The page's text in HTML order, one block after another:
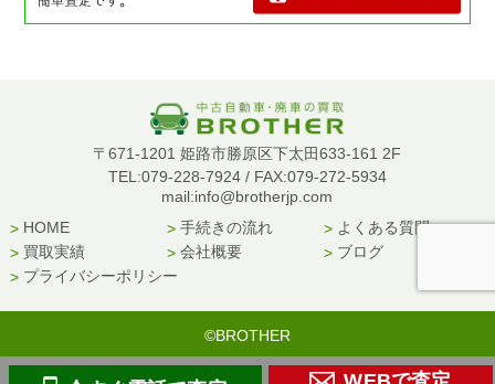
〒671-1201 姫路市勝原区下太田633-161 2F
TEL:079-228-7924 / FAX:079-272-5934
mail:info@brotherjp.com
HOME
手続きの流れ
よくある質問
買取実績
会社概要
ブログ
プライバシーポリシー
©BROTHER